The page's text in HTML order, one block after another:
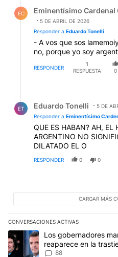
EC Eminentísimo Cardenal
5 DE ABRIL DE 2026
Responder a Eduardo Tonelli
- A vos que sos
no, porque yo soy
RESPONDER
1
RESPUESTA
0
ET Eduardo Tonelli
5 DE
Responder a Eminentísimo
QUE ES HABAN? AH, EL
ARGENTINO NO
DILATADO EL O
RESPONDER 0 0
CARGAR MÁS
CONVERSACIONES ACTIVAS
Este listado muestra los
Un artículo de tendencia con el
Los gobernadores
reaparece en la
88